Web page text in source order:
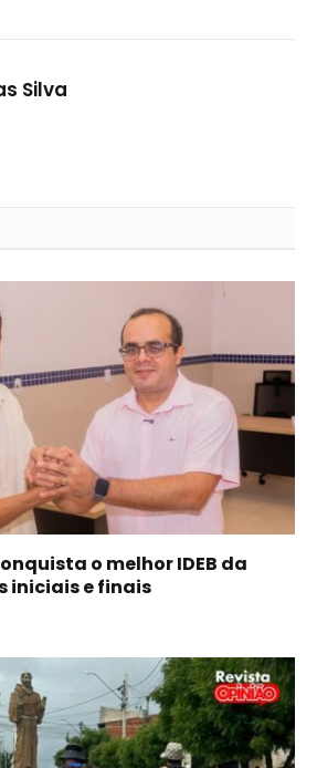
Silva
o melhor IDEB da
iniciais e finais